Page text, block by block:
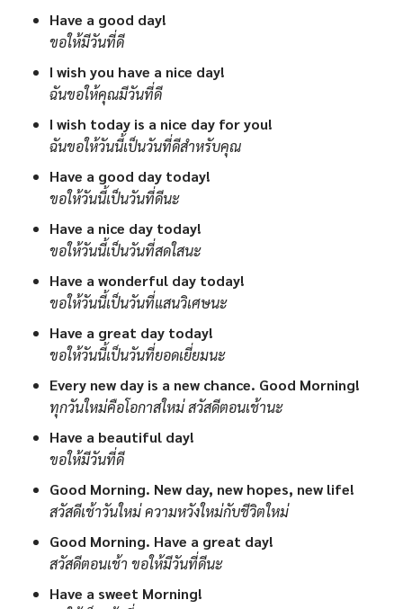
Have a good day!
ขอให้มีวันที่ดี
I wish you have a nice day!
ฉันขอให้คุณมีวันที่ดี
I wish today is a nice day for you!
ฉันขอให้วันนี้เป็นวันที่ดีสำหรับคุณ
Have a good day today!
ขอให้วันนี้เป็นวันที่ดีนะ
Have a nice day today!
ขอให้วันนี้เป็นวันที่สดใสนะ
Have a wonderful day today!
ขอให้วันนี้เป็นวันที่แสนวิเศษนะ
Have a great day today!
ขอให้วันนี้เป็นวันที่ยอดเยี่ยมนะ
Every new day is a new chance. Good Morning!
ทุกวันใหม่คือโอกาสใหม่ สวัสดีตอนเช้านะ
Have a beautiful day!
ขอให้มีวันที่ดี
Good Morning. New day, new hopes, new life!
สวัสดีเช้าวันใหม่ ความหวังใหม่กับชีวิตใหม่
Good Morning. Have a great day!
สวัสดีตอนเช้า ขอให้มีวันที่ดีนะ
Have a sweet Morning!